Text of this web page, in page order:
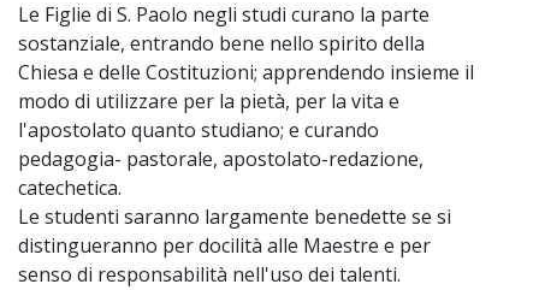
Le Figlie di S. Paolo negli studi curano la parte
sostanziale, entrando bene nello spirito della
Chiesa e delle Costituzioni; apprendendo insieme il
modo di utilizzare per la pietà, per la vita e
l'apostolato quanto studiano; e curando
pedagogia- pastorale, apostolato-redazione,
catechetica.
Le studenti saranno largamente benedette se si
distingueranno per docilità alle Maestre e per
senso di responsabilità nell'uso dei talenti.